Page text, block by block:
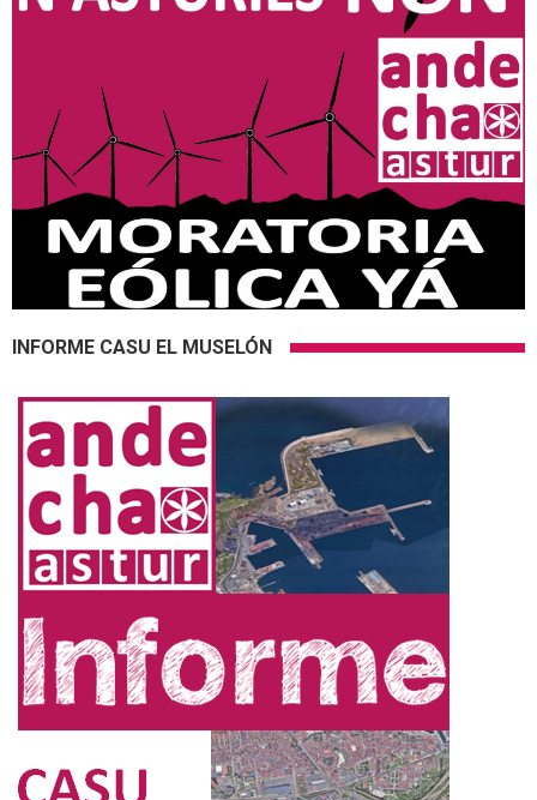
INFORME CASU EL MUSELÓN